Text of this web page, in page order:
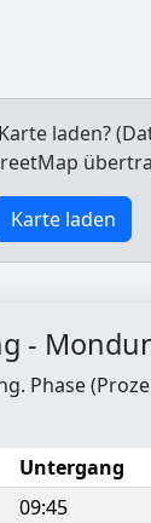
laden?
Karte laden
-
Phase
Untergang
09:45